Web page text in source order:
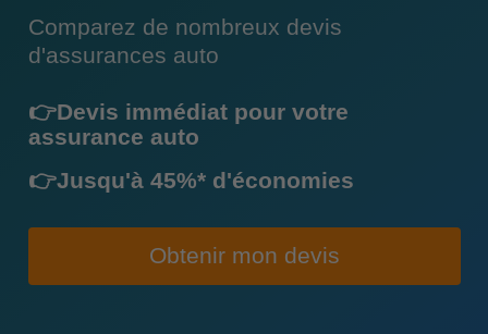
Comparez de nombreux devis
d'assurances auto
👉Devis immédiat pour votre
assurance auto
👉Jusqu'à 45%* d'économies
Obtenir mon devis